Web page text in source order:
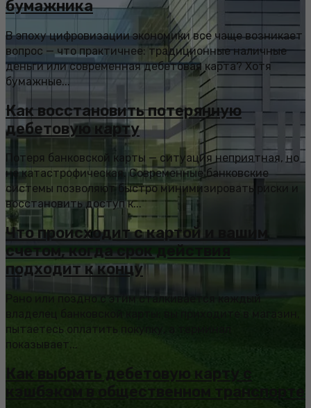
бумажника
В эпоху цифровизации экономики все чаще возникает
вопрос — что практичнее: традиционные наличные
деньги или современная дебетовая карта? Хотя
бумажные...
Как восстановить потерянную
дебетовую карту
Потеря банковской карты — ситуация неприятная, но
не катастрофическая. Современные банковские
системы позволяют быстро минимизировать риски и
восстановить доступ к...
Что происходит с картой и вашим
счетом, когда срок действия
подходит к концу
Рано или поздно с этим сталкивается каждый
владелец банковской карты: вы приходите в магазин,
пытаетесь оплатить покупку, а терминал
показывает...
Как выбрать дебетовую карту с
кэшбэком в общественном транспорте